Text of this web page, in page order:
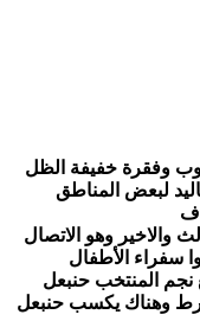
وفقرة خفيفة الظل
لبعض المناطق
والاخير وهو الاتصال
سفراء الأطفال
المنتخب حنبعل
وهناك يكسب حنبعل